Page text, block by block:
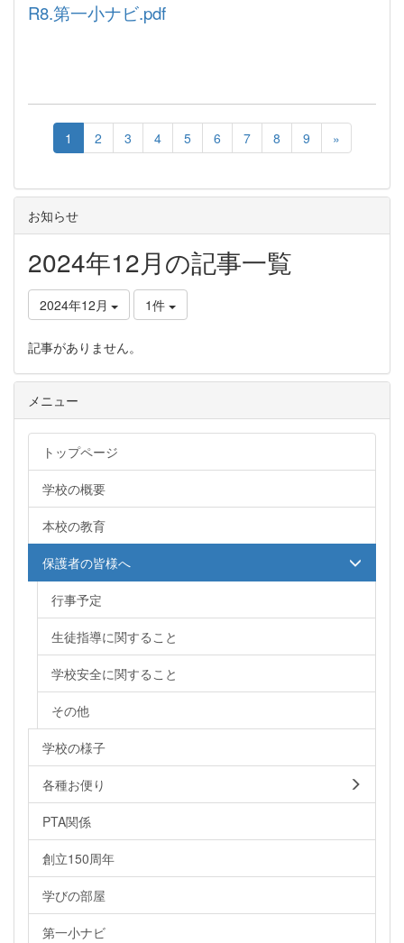
R8.第一小ナビ.pdf
1 2 3 4 5 6 7 8 9 »
お知らせ
2024年12月の記事一覧
2024年12月 1件
記事がありません。
メニュー
トップページ
学校の概要
本校の教育
保護者の皆様へ
行事予定
生徒指導に関すること
学校安全に関すること
その他
学校の様子
各種お便り
PTA関係
創立150周年
学びの部屋
第一小ナビ